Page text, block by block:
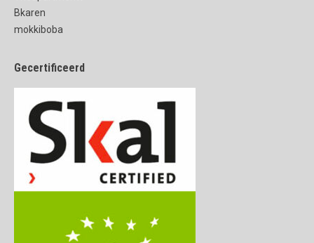
Bkaren
mokkiboba
Gecertificeerd